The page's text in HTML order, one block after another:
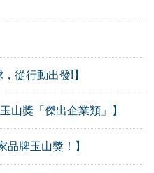
從行動出發!】
山獎「傑出企業類」】
品牌玉山獎！】